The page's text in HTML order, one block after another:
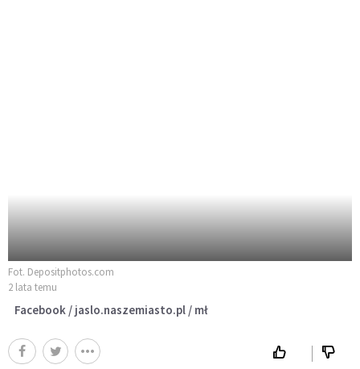
Fot. Depositphotos.com
2 lata temu
Facebook / jaslo.naszemiasto.pl / mł